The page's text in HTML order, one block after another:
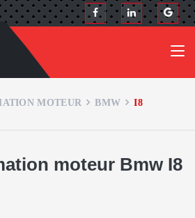
MOTEUR BMW I8
moteur Bmw I8